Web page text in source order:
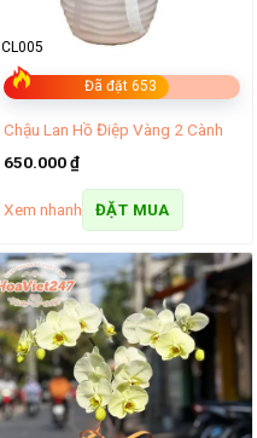
Đã đặt 653
CL005
Chậu Lan Hồ Điệp Vàng 2 Cành
650.000₫
Xem nhanh ĐẶT MUA